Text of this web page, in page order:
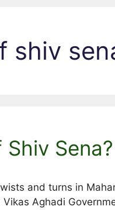
shiv
and turns in
Aghadi